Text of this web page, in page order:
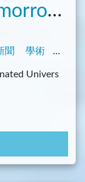
Celestial Events Tomorrow
聞 學術 興趣
Univers